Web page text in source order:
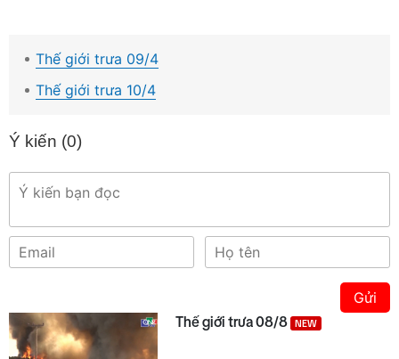
Thế giới trưa 09/4
Thế giới trưa 10/4
Ý kiến (0)
Gửi
Thế giới trưa 08/8 NEW